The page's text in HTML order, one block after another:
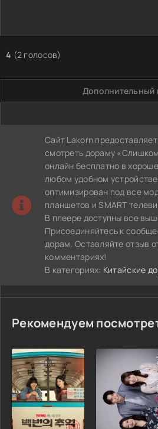
4 (2 голосов)
Дополнительный
Сайт Lakorn
смотреть дораму
онлайн бесплатно в
любом удобном
оптимизирован под все
планшетов и SMART
В плеере доступны все
Присоединяйтесь к
дорам. Оставляйте отзыв
комментариях!
В категориях: Китайские
Рекомендуем